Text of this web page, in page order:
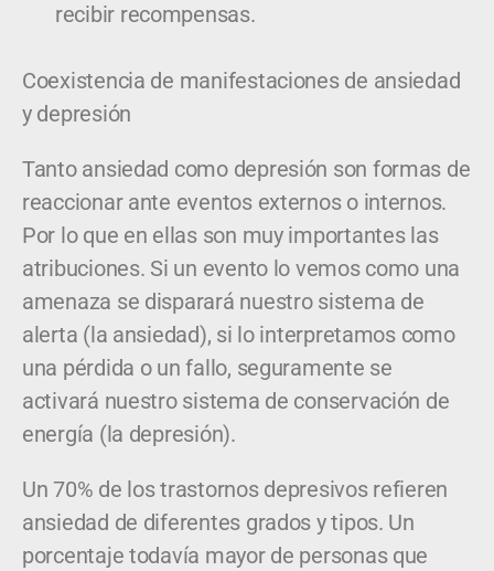
recibir recompensas.
Coexistencia de manifestaciones de ansiedad
y depresión
Tanto ansiedad como depresión son formas de
reaccionar ante eventos externos o internos.
Por lo que en ellas son muy importantes las
atribuciones. Si un evento lo vemos como una
amenaza se disparará nuestro sistema de
alerta (la ansiedad), si lo interpretamos como
una pérdida o un fallo, seguramente se
activará nuestro sistema de conservación de
energía (la depresión).
Un 70% de los trastornos depresivos refieren
ansiedad de diferentes grados y tipos. Un
porcentaje todavía mayor de personas que